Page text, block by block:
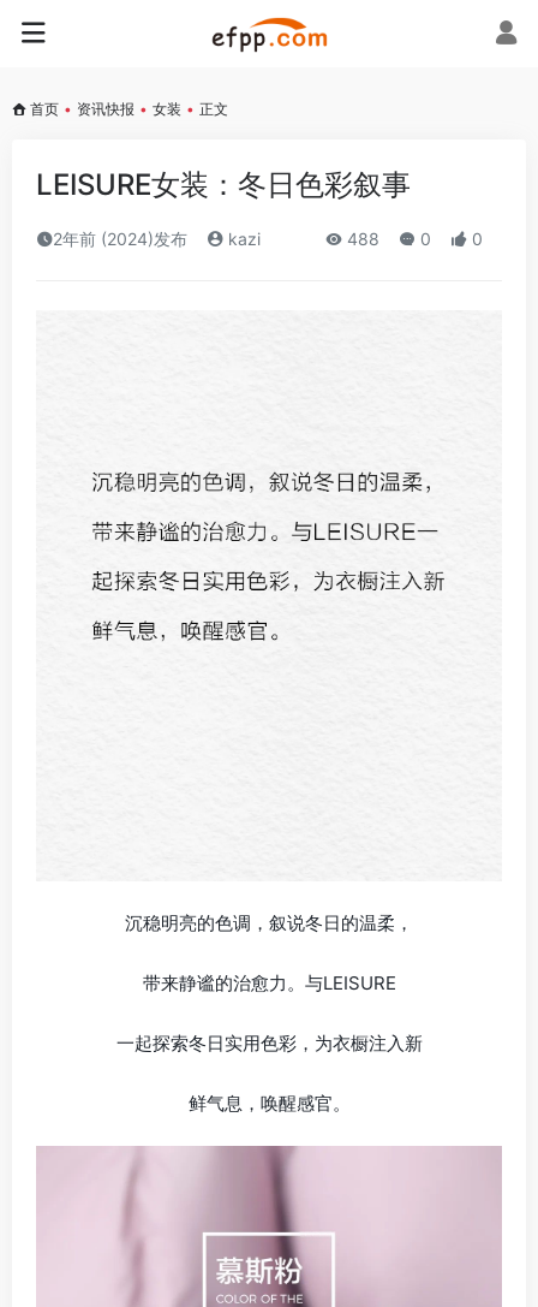
首页 • 资讯快报 • 女装 • 正文
LEISURE女装：冬日色彩叙事
2年前 (2024)发布 kazi 488 0 0
沉稳明亮的色调，叙说冬日的温柔，
带来静谧的治愈力。与LEISURE
一起探索冬日实用色彩，为衣橱注入新
鲜气息，唤醒感官。